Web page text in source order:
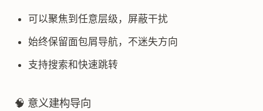
可以聚焦到任意层级，屏蔽干扰
始终保留面包屑导航，不迷失方向
支持搜索和快速跳转
🧠 意义建构导向